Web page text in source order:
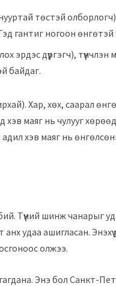
төстэй
гантиг ногоон өнгөтэй
дүүргэгч), түүнчлэн
байдаг.
Хар, хөх, саарал
маяг нь чулууг
хэв маяг нь
Түүний шинж чанарыг
удаа ашигласан. Энэхүү
олжээ.
Энэ бол Санкт-